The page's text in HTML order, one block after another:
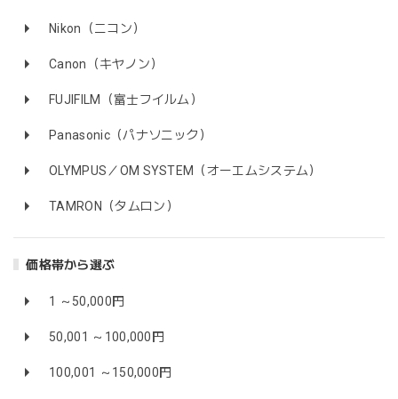
Nikon（ニコン）
Canon（キヤノン）
FUJIFILM（富士フイルム）
Panasonic（パナソニック）
OLYMPUS／OM SYSTEM（オーエムシステム）
TAMRON（タムロン）
価格帯から選ぶ
1 ～50,000円
50,001 ～100,000円
100,001 ～150,000円